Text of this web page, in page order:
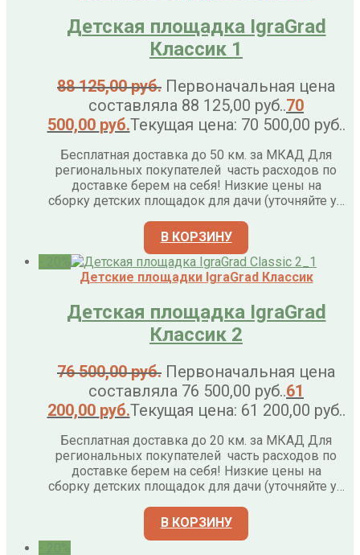
Детская площадка IgraGrad
Классик 1
88 125,00руб. Первоначальная цена
составляла 88 125,00 руб..70
500,00 руб.Текущая цена: 70 500,00 руб..
Бесплатная доставка до 50 км. за МКАД Для
региональных покупателей часть расходов по
доставке берем на себя! Низкие цены на
сборку детских площадок для дачи (уточняйте у…
В КОРЗИНУ
Детские площадки IgraGrad Классик
Детская площадка IgraGrad
Классик 2
76 500,00руб. Первоначальная цена
составляла 76 500,00 руб..61
200,00 руб.Текущая цена: 61 200,00 руб..
Бесплатная доставка до 20 км. за МКАД Для
региональных покупателей часть расходов по
доставке берем на себя! Низкие цены на
сборку детских площадок для дачи (уточняйте у…
В КОРЗИНУ